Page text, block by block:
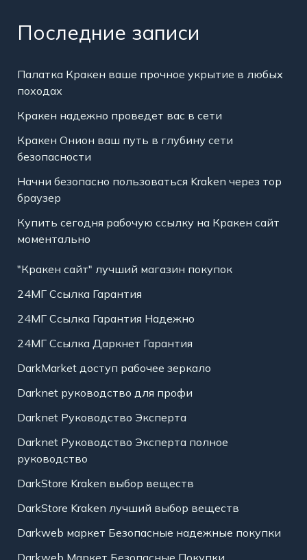
Последние записи
Палатка Кракен ваше прочное укрытие в любых
походах
Кракен надежно проведет вас в сети
Кракен Онион ваш путь в глубину сети
безопасности
Начни безопасно пользоваться Kraken через тор
браузер
Купить сегодня рабочую ссылку на Кракен сайт
моментально
"Кракен сайт" лучший магазин покупок
24МГ Ссылка Гарантия
24МГ Ссылка Гарантия Надежно
24МГ Ссылка Даркнет Гарантия
DarkMarket доступ рабочее зеркало
Darknet руководство для профи
Darknet Руководство Эксперта
Darknet Руководство Эксперта полное
руководство
DarkStore Kraken выбор веществ
DarkStore Kraken лучший выбор веществ
Darkweb маркет Безопасные надежные покупки